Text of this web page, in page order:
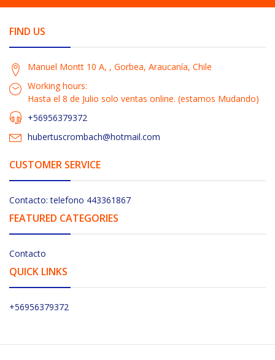
FIND US
Manuel Montt 10 A, , Gorbea, Araucanía, Chile
Working hours:
Hasta el 8 de Julio solo ventas online. (estamos Mudando)
+56956379372
hubertuscrombach@hotmail.com
CUSTOMER SERVICE
Contacto: telefono 443361867
FEATURED CATEGORIES
Contacto
QUICK LINKS
+56956379372